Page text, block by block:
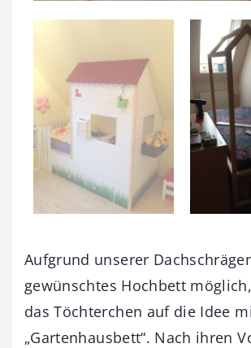
Aufgrund unserer
gewünschtes Hochbett
das Töchterchen auf die Idee
„Gartenhausbett“. Nach ihren